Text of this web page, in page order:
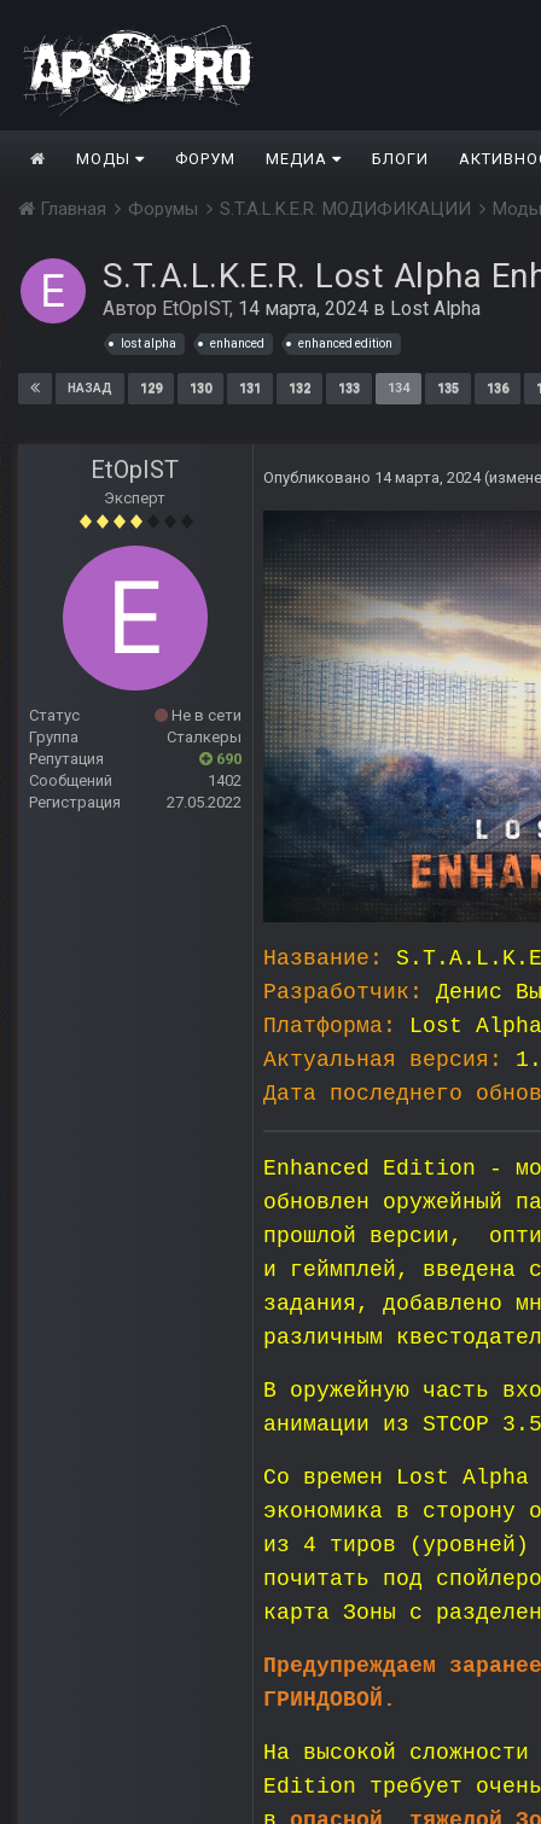
МОДЫ ФОРУМ МЕДИА БЛОГИ
Главная Форумы S.T.A.L.K.E.R. МОДИФИКАЦИИ
S.T.A.L.K.E.R. Lost Alpha
Автор EtOpIST, 14 марта, 2024 в Lost Alpha
lost alpha enhanced enhanced edition
НАЗАД 129 130 131 132 133 134 135 136
EtOpIST
Эксперт
Статус
Не в сети
Группа
Сталкеры
Репутация
690
Сообщений
1402
Регистрация
27.05.2022
Опубликовано 14 марта, 2024
Название:
Разработчик:
Денис
Платформа:
Lost
Актуальная версия:
Дата последнего
Enhanced Edition -
обновлен оружейный
прошлой версии,
и геймплей, введена
задания, добавлено
различным
В оружейную часть
анимации из STCOP
Со времен Lost Alpha
экономика в сторону
из 4 тиров (уровней)
почитать под
карта Зоны с
Предупреждаем
ГРИНДОВОЙ.
На высокой
Edition требует